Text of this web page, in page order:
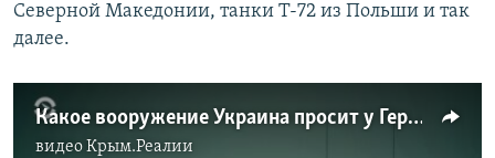
Северной Македонии, танки Т-72 из Польши и так
далее.
Какое вооружение Украина просит у Германии?
видеоКрым.Реалии